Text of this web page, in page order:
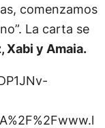
comenzamos
La carta se
Xabi y Amaia.